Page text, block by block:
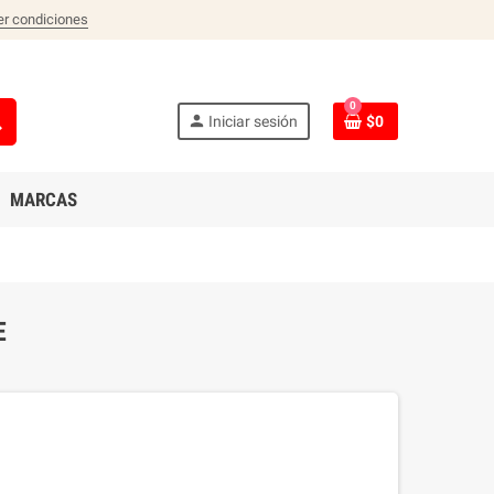
condiciones
person Iniciar sesión
0
$0
MARCAS